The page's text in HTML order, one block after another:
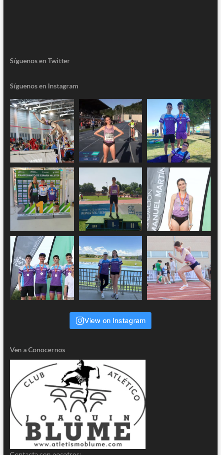
Síguenos en Twitter
Síguenos en Instagram
View on Instagram
Ven a Conocernos